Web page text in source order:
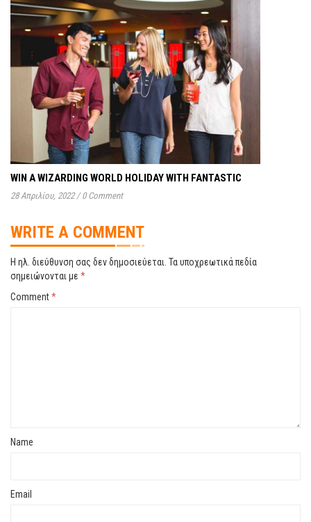
WIN A WIZARDING WORLD HOLIDAY WITH FANTASTIC
28 Απριλίου, 2022 / 0 Comment
WRITE A COMMENT
Η ηλ. διεύθυνση σας δεν δημοσιεύεται. Τα υποχρεωτικά πεδία
σημειώνονται με *
Comment*
Name
Email